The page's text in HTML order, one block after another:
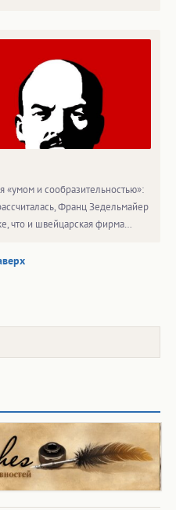
«умом и сообразительностью»:
Франц Зедельмайер
что и швейцарская фирма…